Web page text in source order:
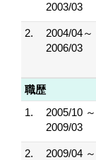
2003/03
2.
2004/04～
2006/03
職歴
1.
2005/10 ～
2009/03
2.
2009/04 ～